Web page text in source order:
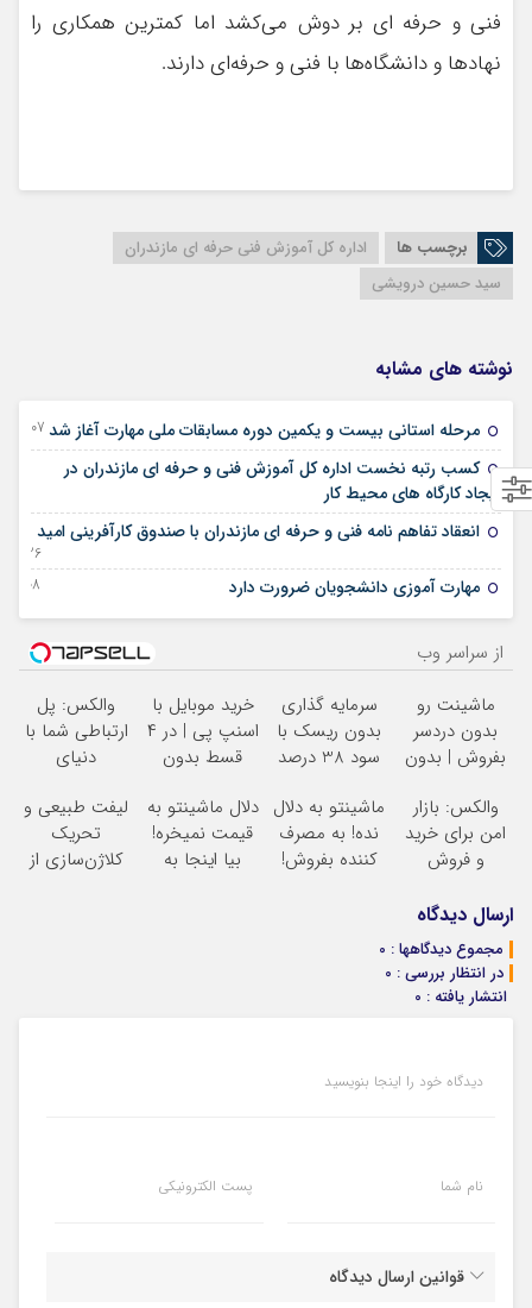
فنی و حرفه ای بر دوش می‌کشد اما کمترین همکاری را
نهادها و دانشگاه‌ها با فنی و حرفه‌ای دارند.
برچسب ها
اداره کل آموزش فنی حرفه ای مازندران
سید حسین درویشی
نوشته های مشابه
مرحله استانی بیست و یکمین دوره مسابقات ملی مهارت آغاز شد 07 آگوست 2023
کسب رتبه نخست اداره کل آموزش فنی و حرفه ای مازندران در
ایجاد کارگاه های محیط کار
انعقاد تفاهم نامه فني و حرفه اي مازندران با صندوق کارآفرینی امید
26 دسامبر 2022
مهارت آموزی دانشجویان ضرورت دارد 08 دسامبر 2022
از سراسر وب
ماشینت رو
بدون دردسر
بفروش | بدون
سرمایه گذاری
بدون ریسک با
سود 38 درصد
خرید موبایل با
اسنپ پی | در ۴
قسط بدون
والکس: پل
ارتباطی شما با
دنیای
دیجیتال
والکس: بازار
امن برای خرید
و فروش
دیجیتال
ماشینتو به دلال
نده! به مصرف
کننده بفروش!
دلال ماشینتو به
قیمت نمیخره!
بیا اینجا به
لیفت طبیعی و
تحریک
کلاژن‌سازی از
ارسال دیدگاه
مجموع دیدگاهها : 0
در انتظار بررسی : 0
انتشار یافته : 0
دیدگاه خود را اینجا بنویسید
نام شما پست الکترونیکی
قوانین ارسال دیدگاه